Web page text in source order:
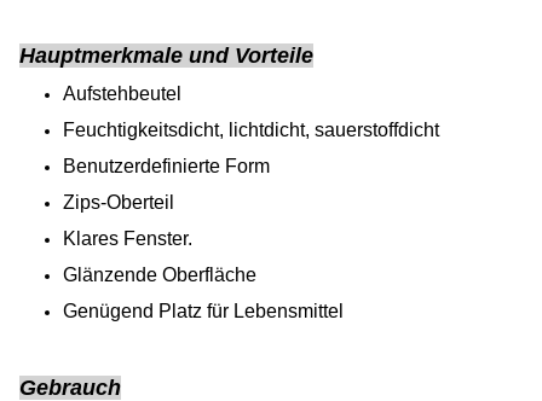
Hauptmerkmale und Vorteile
Aufstehbeutel
Feuchtigkeitsdicht, lichtdicht, sauerstoffdicht
Benutzerdefinierte Form
Zips-Oberteil
Klares Fenster.
Glänzende Oberfläche
Genügend Platz für Lebensmittel
Gebrauch